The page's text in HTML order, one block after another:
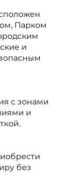
Парком
и
с зонами
и
без